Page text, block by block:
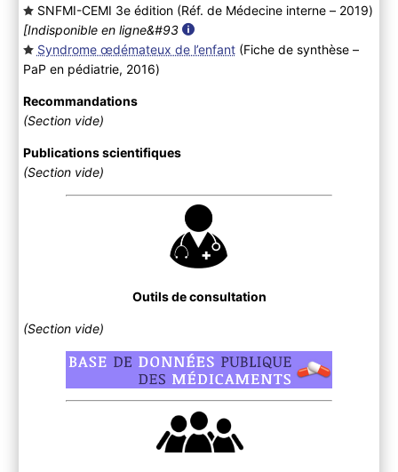
SNFMI-CEMI 3e édition (Réf. de Médecine interne – 2019)
[Indisponible en ligne&#93
Syndrome œdémateux de l’enfant(Fiche de synthèse –
PaP en pédiatrie, 2016)
Recommandations
(Section vide)
Publications scientifiques
(Section vide)
Outils de consultation
(Section vide)